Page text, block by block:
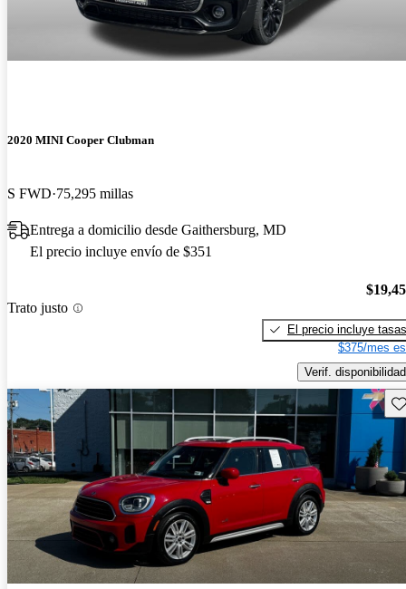
2020 MINI Cooper Clubman
S FWD 75,295 millas
Entrega a domicilio desde Gaithersburg, MD
El precio incluye envío de $351
Trato justo
El precio incluye tasas
$375/mes
Verif. disponibilidad